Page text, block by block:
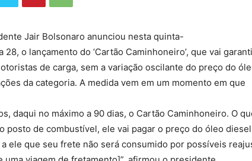
Jair Bolsonaro anunciou nesta quinta-
28, o lançamento do ‘Cartão Caminhoneiro’, que vai
de carga, sem a variação oscilante do preço do
da categoria. A medida vem em um momento em que
daqui no máximo a 90 dias, o Cartão Caminhoneiro. O
posto de combustível, ele vai pagar o preço do óleo
ele que seu frete não será consumido por possíveis